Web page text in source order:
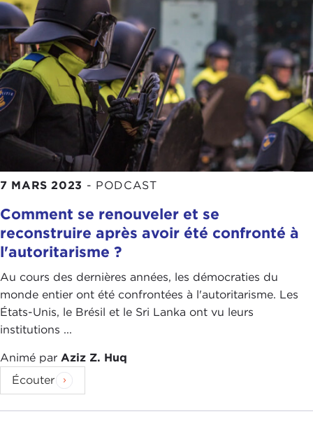
7 MARS 2023 - PODCAST
Comment se renouveler et se
reconstruire après avoir été confronté à
l'autoritarisme ?
Au cours des dernières années, les démocraties du
monde entier ont été confrontées à l'autoritarisme. Les
États-Unis, le Brésil et le Sri Lanka ont vu leurs
institutions ...
Animé par Aziz Z. Huq
Écouter